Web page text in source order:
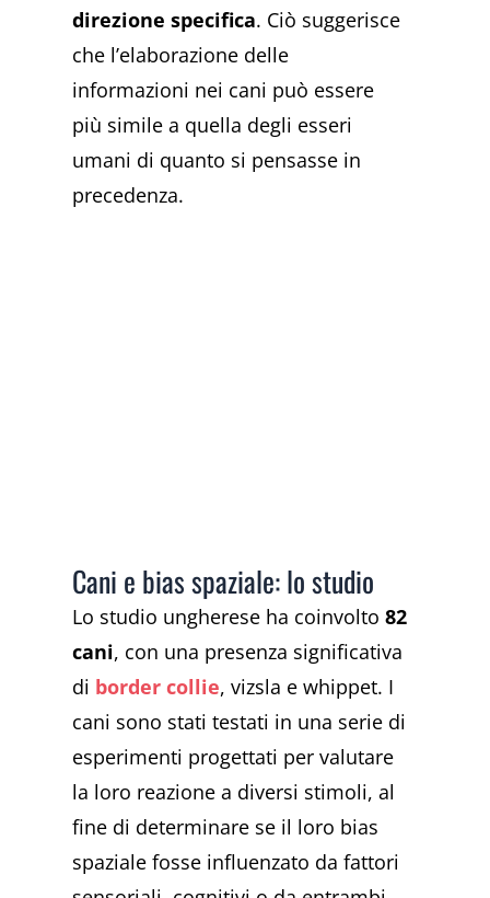
direzione specifica. Ciò suggerisce
che l’elaborazione delle
informazioni nei cani può essere
più simile a quella degli esseri
umani di quanto si pensasse in
precedenza.
Cani e bias spaziale: lo studio
Lo studio ungherese ha coinvolto82
cani, con una presenza significativa
di border collie, vizsla e whippet. I
cani sono stati testati in una serie di
esperimenti progettati per valutare
la loro reazione a diversi stimoli, al
fine di determinare se il loro bias
spaziale fosse influenzato da fattori